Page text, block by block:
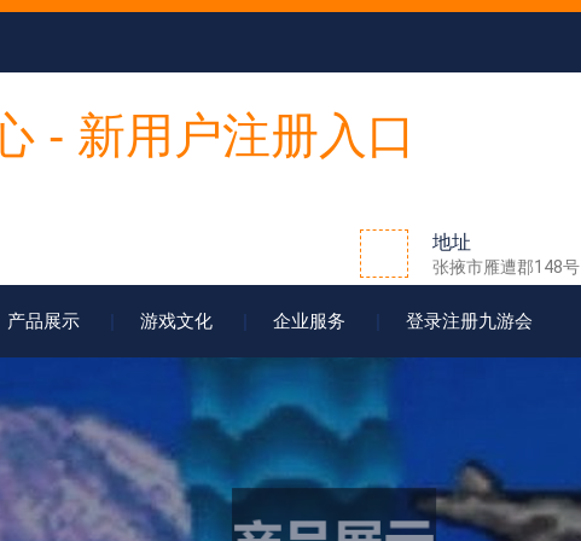
地址
张掖市雁遭郡148号
产品展示 游戏文化 企业服务 登录注册九游会